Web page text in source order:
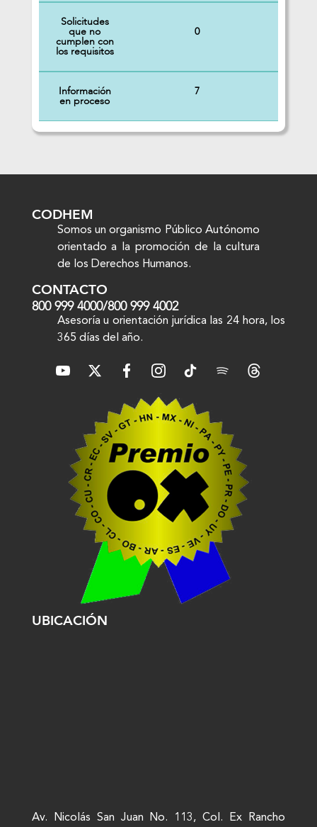
Solicitudes
que no
cumplen con
los requisitos
0
Información
en proceso
7
CODHEM
Somos un organismo Público Autónomo
orientado a la promoción de la cultura
de los Derechos Humanos.
CONTACTO
800 999 4000/800 999 4002
Asesoría u orientación jurídica las 24 hora, los
365 días del año.
UBICACIÓN
Av. Nicolás San Juan No. 113, Col. Ex Rancho